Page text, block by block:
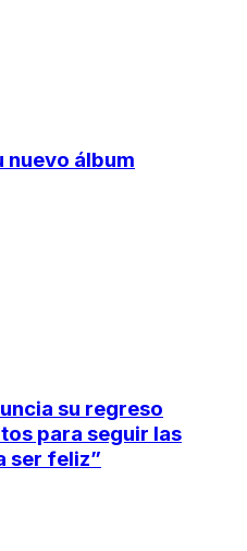
nuevo álbum
su regreso
para seguir las
ser feliz”